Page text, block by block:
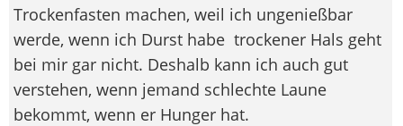
Trockenfasten machen, weil ich ungenießbar
werde, wenn ich Durst habe trockener Hals geht
bei mir gar nicht. Deshalb kann ich auch gut
verstehen, wenn jemand schlechte Laune
bekommt, wenn er Hunger hat.